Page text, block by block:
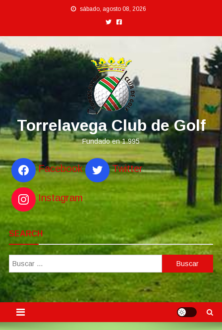
sábado, agosto 08, 2026
Torrelavega Club de Golf
Fundado en 1.995
Facebook Twitter
Instagram
SEARCH
Buscar: